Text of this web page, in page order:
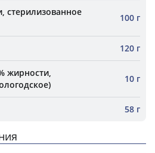
стерилизованное
100 г
120 г
жирности,
10 г
58 г